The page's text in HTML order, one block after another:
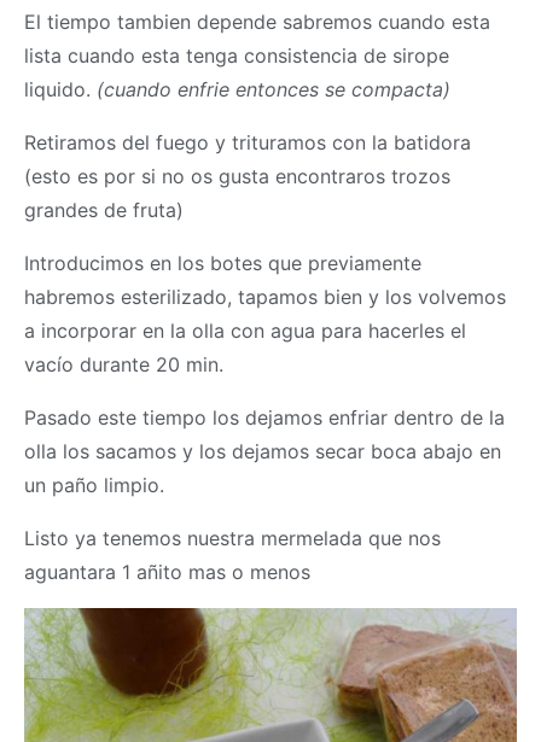
El tiempo tambien depende sabremos cuando esta
lista cuando esta tenga consistencia de sirope
liquido. (cuando enfrie entonces se compacta)
Retiramos del fuego y trituramos con la batidora
(esto es por si no os gusta encontraros trozos
grandes de fruta)
Introducimos en los botes que previamente
habremos esterilizado, tapamos bien y los volvemos
a incorporar en la olla con agua para hacerles el
vacío durante 20 min.
Pasado este tiempo los dejamos enfriar dentro de la
olla los sacamos y los dejamos secar boca abajo en
un paño limpio.
Listo ya tenemos nuestra mermelada que nos
aguantara 1 añito mas o menos